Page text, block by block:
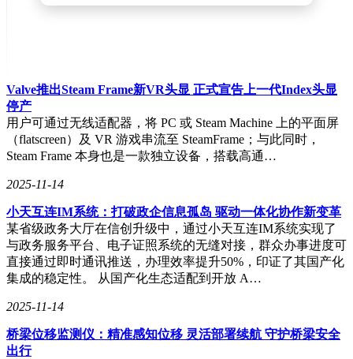
在评估过程中，WBM模型展现出了令人瞩目的表现。在47项
静态健康预测任务中，WBM在18项任务上优于基于光电容积
康预测任务中，WBM也表现出了更加出色的性能。当WBM与
PPG数据相结合时，其效果更为显著，特别是在怀孕检测方
面，准确率高达92%。
Valve推出Steam Frame新VR头显 正式宣告上一代Index头显
停产
用户可通过无线适配器，将 PC 或 Steam Machine 上的平面屏
（flatscreen）及 VR 游戏串流至 SteamFrame；与此同时，
Steam Frame 本身也是一款独立设备，搭载高通…
2025-11-14
小天互连IM系统：打破政企信息孤岛 驱动一体化协作新变革
某省级政务大厅在信创升级中，通过小天互连IM系统实现了
与政务服务平台、电子证照系统的无缝对接，群众办事进度可
直接通过即时通讯推送，办理效率提升50%，印证了其国产化
集成的稳定性。 从国产化生态适配到开放 A…
2025-11-14
桥梁位移监测仪：精准感知位移 灵活部署续航 守护桥梁安全
出行